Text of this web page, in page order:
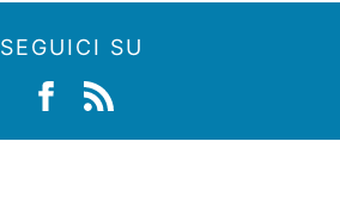
SEGUICI SU